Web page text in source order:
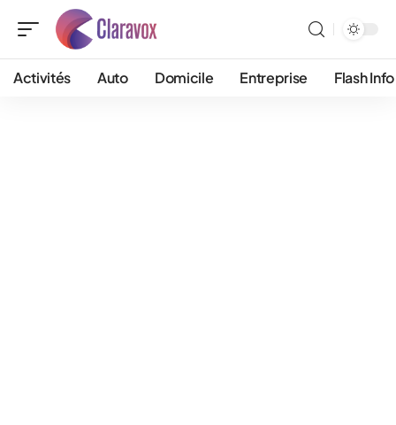
Activités Auto Domicile Entreprise Flash Info